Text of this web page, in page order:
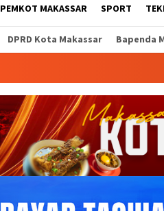
PEMKOT MAKASSAR SPORT
DPRD Kota Makassar Bapenda